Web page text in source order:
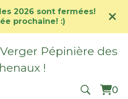
2026 sont fermées!
prochaine! :)
Pépinière des
!
0
0